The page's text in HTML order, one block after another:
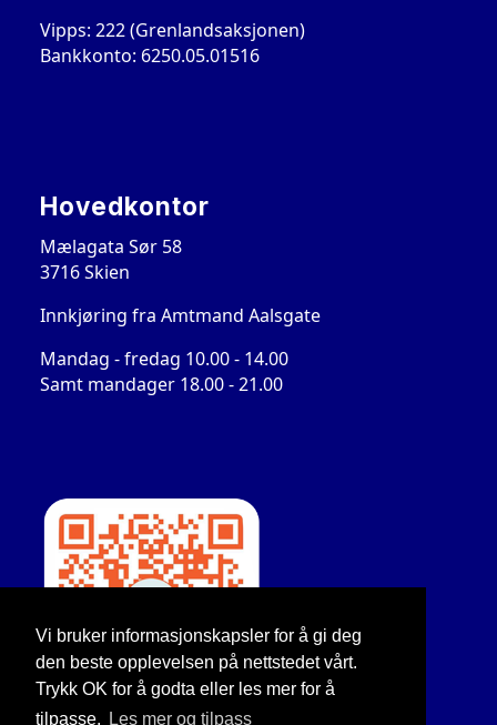
Vi bruker informasjonskapsler for å gi deg
den beste opplevelsen på nettstedet vårt.
Trykk OK for å godta eller les mer for å
tilpasse.
Les mer og tilpass
Vipps: 222 (Grenlandsaksjonen)
Bankkonto: 6250.05.01516
Hovedkontor
Mælagata Sør 58
3716 Skien
Innkjøring fra Amtmand Aalsgate
Mandag - fredag 10.00 - 14.00
Samt mandager 18.00 - 21.00